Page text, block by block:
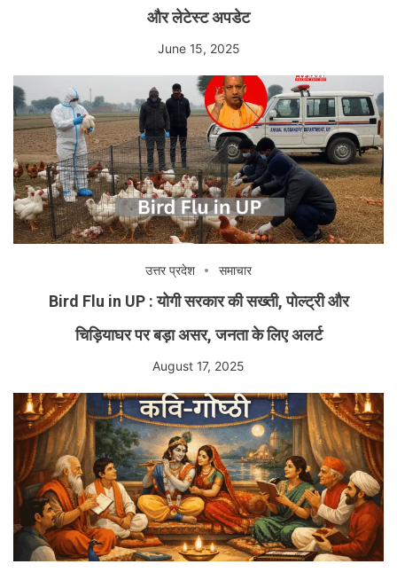
और लेटेस्ट अपडेट
June 15, 2025
उत्तर प्रदेश समाचार
Bird Flu in UP : योगी सरकार की सख्ती, पोल्ट्री और
चिड़ियाघर पर बड़ा असर, जनता के लिए अलर्ट
August 17, 2025